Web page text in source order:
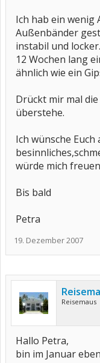
Ich hab ein wenig
Außenbänder
instabil und
12 Wochen lang
ähnlich wie ein
Drückt mir mal
überstehe.
Ich wünsche Euch
würde mich
Bis bald
Petra
19. Dezember 2007
Reisemaus
Hallo Petra,
bin im Januar